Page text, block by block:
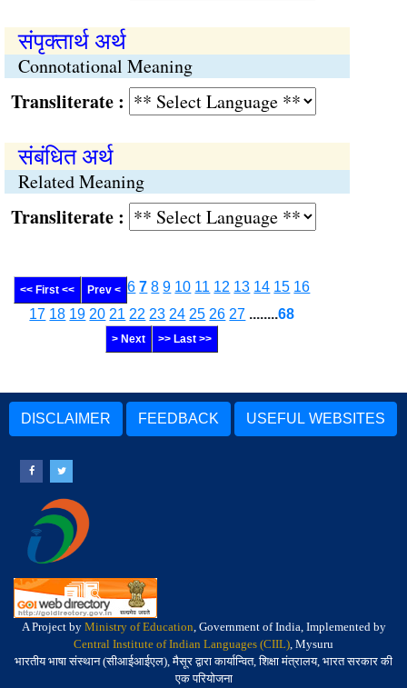
संपृक्तार्थ अर्थ
Connotational Meaning
:
संबंधित अर्थ
Related Meaning
:
<< First << Prev < 6 7 8 9 10 11 12 13 14 15 16
17 18 19 20 21 22 23 24 25 26 27 ........68
> Next >> Last >>
DISCLAIMER FEEDBACK USEFUL WEBSITES
A Project by Ministry of Education, Government of India, Implemented by
Central Institute of Indian Languages (CIIL), Mysuru
भारतीय भाषा संस्थान (सीआईआईएल), मैसूर द्वारा कार्यान्वित, शिक्षा मंत्रालय, भारत सरकार की
एक परियोजना